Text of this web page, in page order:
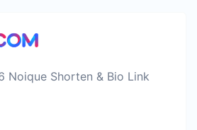
Shorten & Bio Link